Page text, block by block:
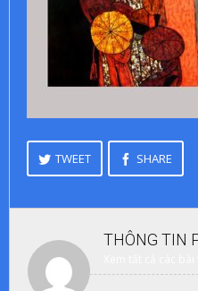
TWEET SHARE
THÔNG TIN